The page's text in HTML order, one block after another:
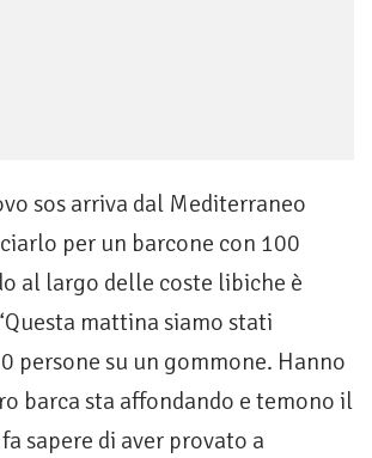
sos arriva dal Mediterraneo
per un barcone con 100
al largo delle coste libiche è
mattina siamo stati
persone su un gommone. Hanno
barca sta affondando e temono il
fa sapere di aver provato a